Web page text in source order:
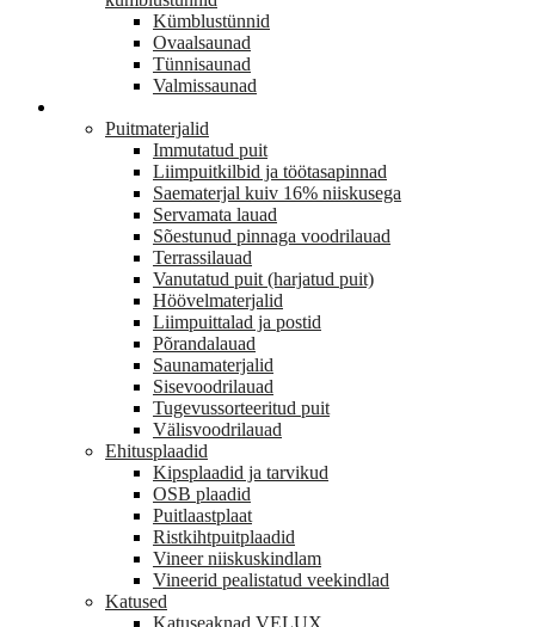
Kümblustünnid
Ovaalsaunad
Tünnisaunad
Valmissaunad
Puitmaterjalid
Immutatud puit
Liimpuitkilbid ja töötasapinnad
Saematerjal kuiv 16% niiskusega
Servamata lauad
Sõestunud pinnaga voodrilauad
Terrassilauad
Vanutatud puit (harjatud puit)
Höövelmaterjalid
Liimpuittalad ja postid
Põrandalauad
Saunamaterjalid
Sisevoodrilauad
Tugevussorteeritud puit
Välisvoodrilauad
Ehitusplaadid
Kipsplaadid ja tarvikud
OSB plaadid
Puitlaastplaat
Ristkihtpuitplaadid
Vineer niiskuskindlam
Vineerid pealistatud veekindlad
Katused
Katuseaknad VELUX